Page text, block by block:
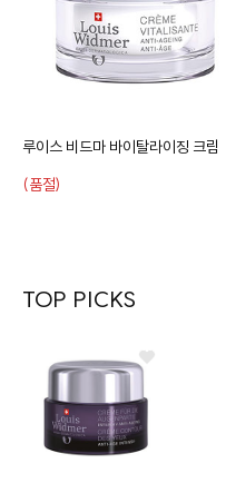
루이스 비드마 바이탈라이징 크림
(품절)
TOP PICKS